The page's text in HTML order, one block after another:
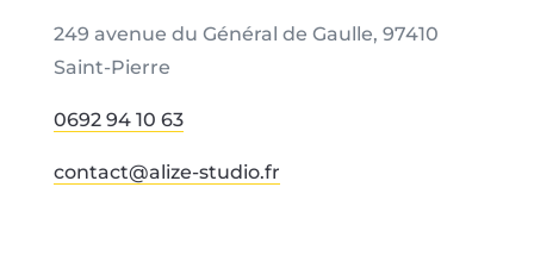
249 avenue du Général de Gaulle, 97410
Saint-Pierre
0692 94 10 63
contact@alize-studio.fr